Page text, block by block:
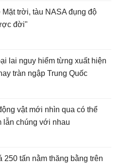
Mặt trời, tàu NASA đụng độ
đời"
lai nguy hiểm từng xuất hiện
tràn ngập Trung Quốc
vật mới nhìn qua có thể
lẫn chúng với nhau
250 tấn nằm thăng bằng trên